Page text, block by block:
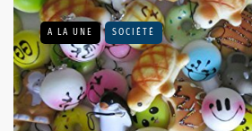
A LA UNE SOCIÉTÉ